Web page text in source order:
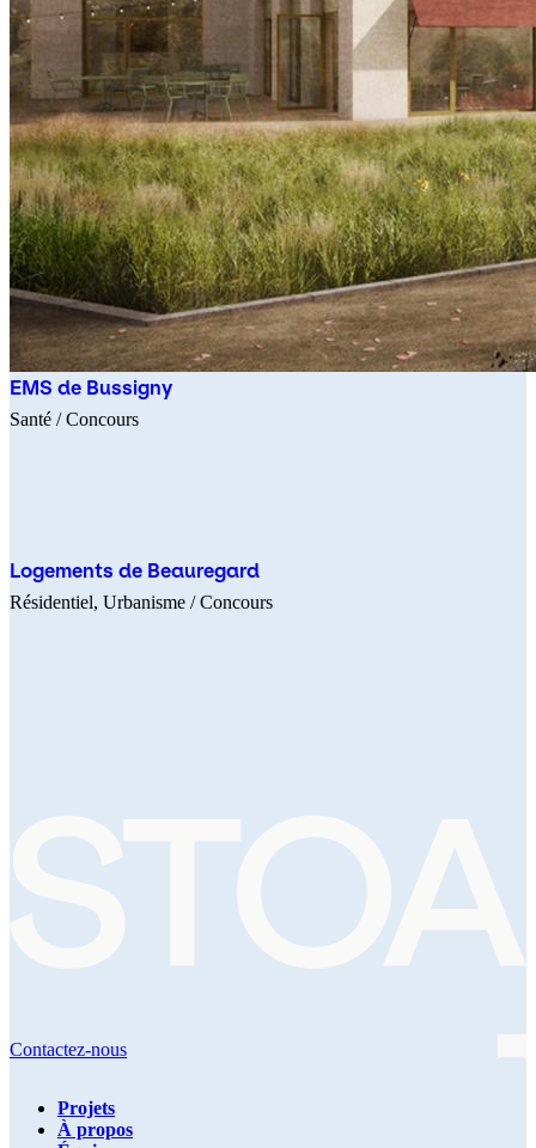
EMS de Bussigny
Santé / Concours
Logements de Beauregard
Résidentiel Urbanisme / Concours
Contactez-nous
Projets
À propos